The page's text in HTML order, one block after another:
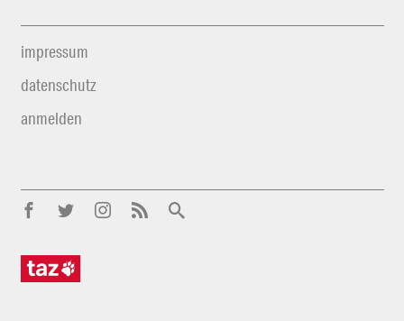
impressum
datenschutz
anmelden